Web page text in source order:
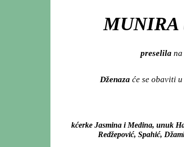
MUNIRA
preselila na
Dženaza će se obaviti u
kćerke Jasmina i Medina, unuk
Redžepović, Spahić,